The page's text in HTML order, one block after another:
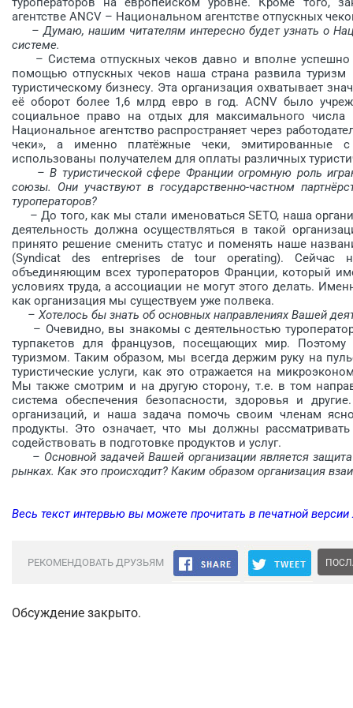
агентстве ANCV – Национальном агентстве отпускных
– Думаю, нашим читателям интересно будет узнать о
системе.
– Система отпускных чеков давно и вполне
помощью отпускных чеков наша страна развила
туристическому бизнесу. Эта организация охватывает
её оборот более 1,6 млрд евро в год. ACNV было
социальное право на отдых для максимального числа
Национальное агентство распространяет через
чеки», а именно платёжные чеки, эмитированные
использованы получателем для оплаты различных
– В туристической сфере Франции огромную роль
союзы. Они участвуют в государственно-частном
туроператоров?
– До того, как мы стали именоваться SETO, наша
деятельность должна осуществляться в такой
принято решение сменить статус и поменять наше
(Syndicat des entreprises de tour operating). Сейчас
объединяющим всех туроператоров Франции, который
условиях труда, а ассоциации не могут этого делать.
как организация мы существуем уже полвека.
– Хотелось бы знать об основных направлениях Вашей
– Очевидно, вы знакомы с деятельностью
турпакетов для французов, посещающих мир.
туризмом. Таким образом, мы всегда держим руку на
туристические услуги, как это отражается на
Мы также смотрим и на другую сторону, т.е. в том
система обеспечения безопас­ности, здоровья и
организаций, и наша задача помочь своим членам
продукты. Это означает, что мы должны
содействовать в подготовке продуктов и услуг.
– Основной задачей Вашей организации является
рынках. Как это происходит? Каким образом организация
Весь текст интервью вы можете прочитать в печатной
РЕКОМЕНДОВАТЬ ДРУЗЬЯМ
Обсуждение закрыто.